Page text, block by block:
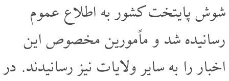
شوش پایتخت کشور به اطلاع عموم
رسانیده شد و ماًمورین مخصوص این
اخبار را به سایر ولایات نیز رسانیدند. در